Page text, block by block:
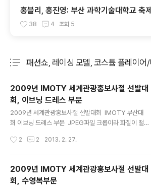
홍블리, 홍진영: 부산 과학기술대학교 축
1
38 4 조회 5
패션쇼, 레이싱 모델, 코스튬 플레이어
2009년 IMOTY 세계관광홍보사절 선발대
회, 이브닝 드레스 부문
2009년 세계관광홍보사절 선발대회 IMOTY 부산대
회 이브닝 드레스 부문 JPEG파일 크롭이라 화질이 떨어
의 부산개최 축하행사의 일환으로 시작된 대회(사)국제해
라, 국내에서 개최되는 각종 국제대회를 세계에 널리 알리
는 홍보사절을 선발하는 세계적인 행사이다. Copyrig
2 2 2013. 2. 27.
2009년 IMOTY 세계관광홍보사절 선발대
회, 수영복부문